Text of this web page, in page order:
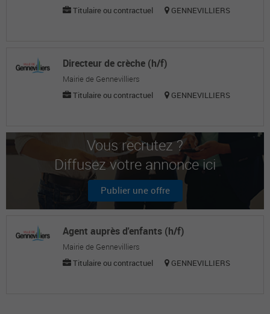
Titulaire ou contractuel
GENNEVILLIERS
Directeur de crèche (h/f)
Mairie de Gennevilliers
Titulaire ou contractuel
GENNEVILLIERS
Vous recrutez ?
Diffusez votre annonce ici
Publier une offre
Agent auprès d'enfants (h/f)
Mairie de Gennevilliers
Titulaire ou contractuel
GENNEVILLIERS